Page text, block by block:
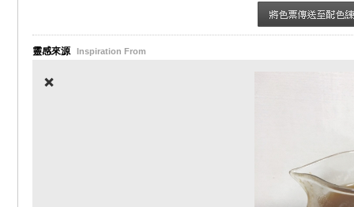
靈感來源 Inspiration From
❌